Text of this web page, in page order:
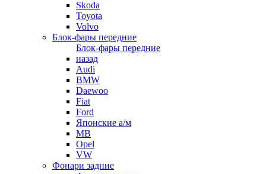
Skoda
Toyota
Volvo
Блок-фары передние
Блок-фары передние
назад
Audi
BMW
Daewoo
Fiat
Ford
Японские а/м
MB
Opel
VW
Фонари задние